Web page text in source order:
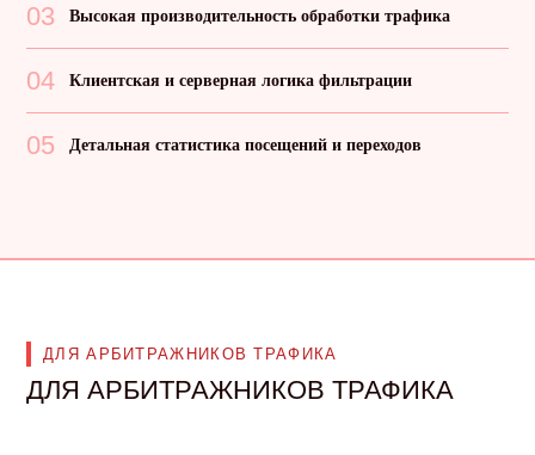
03 Высокая производительность обработки трафика
04 Клиентская и серверная логика фильтрации
05 Детальная статистика посещений и переходов
ДЛЯ АРБИТРАЖНИКОВ ТРАФИКА
ДЛЯ АРБИТРАЖНИКОВ ТРАФИКА